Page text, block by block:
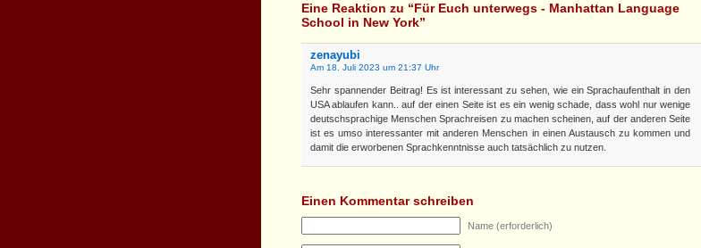
Eine Reaktion zu “Für Euch unterwegs - Manhattan Language
School in New York”
zenayubi
Am 18. Juli 2023 um 21:37 Uhr
Sehr spannender Beitrag! Es ist interessant zu sehen, wie ein Sprachaufenthalt in den
USA ablaufen kann.. auf der einen Seite ist es ein wenig schade, dass wohl nur wenige
deutschsprachige Menschen Sprachreisen zu machen scheinen, auf der anderen Seite
ist es umso interessanter mit anderen Menschen in einen Austausch zu kommen und
damit die erworbenen Sprachkenntnisse auch tatsächlich zu nutzen.
Einen Kommentar schreiben
Name (erforderlich)